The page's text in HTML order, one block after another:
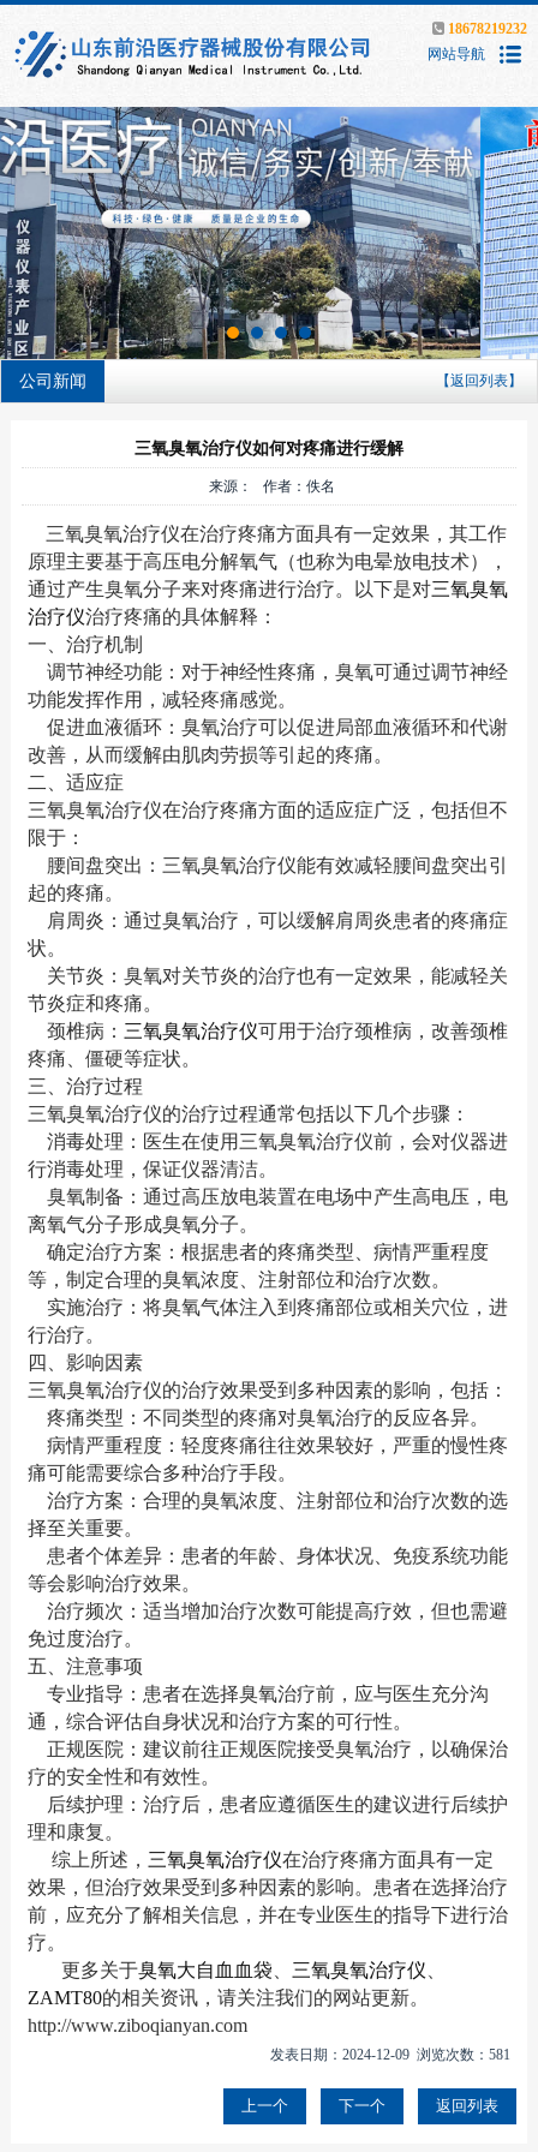
18678219232
网站导航
公司新闻 【返回列表】
三氧臭氧治疗仪如何对疼痛进行缓解
来源： 作者：佚名
三氧臭氧治疗仪在治疗疼痛方面具有一定效果，其工作
原理主要基于高压电分解氧气（也称为电晕放电技术），
通过产生臭氧分子来对疼痛进行治疗。以下是对三氧臭氧
治疗仪治疗疼痛的具体解释：
一、治疗机制
调节神经功能：对于神经性疼痛，臭氧可通过调节神经
功能发挥作用，减轻疼痛感觉。
促进血液循环：臭氧治疗可以促进局部血液循环和代谢
改善，从而缓解由肌肉劳损等引起的疼痛。
二、适应症
三氧臭氧治疗仪在治疗疼痛方面的适应症广泛，包括但不
限于：
腰间盘突出：三氧臭氧治疗仪能有效减轻腰间盘突出引
起的疼痛。
肩周炎：通过臭氧治疗，可以缓解肩周炎患者的疼痛症
状。
关节炎：臭氧对关节炎的治疗也有一定效果，能减轻关
节炎症和疼痛。
颈椎病： 三氧臭氧治疗仪可用于治疗颈椎病，改善颈椎
疼痛、僵硬等症状。
三、治疗过程
三氧臭氧治疗仪的治疗过程通常包括以下几个步骤：
消毒处理：医生在使用三氧臭氧治疗仪前，会对仪器进
行消毒处理，保证仪器清洁。
臭氧制备：通过高压放电装置在电场中产生高电压，电
离氧气分子形成臭氧分子。
确定治疗方案：根据患者的疼痛类型、病情严重程度
等，制定合理的臭氧浓度、注射部位和治疗次数。
实施治疗：将臭氧气体注入到疼痛部位或相关穴位，进
行治疗。
四、影响因素
三氧臭氧治疗仪的治疗效果受到多种因素的影响，包括：
疼痛类型：不同类型的疼痛对臭氧治疗的反应各异。
病情严重程度：轻度疼痛往往效果较好，严重的慢性疼
痛可能需要综合多种治疗手段。
治疗方案：合理的臭氧浓度、注射部位和治疗次数的选
择至关重要。
患者个体差异：患者的年龄、身体状况、免疫系统功能
等会影响治疗效果。
治疗频次：适当增加治疗次数可能提高疗效，但也需避
免过度治疗。
五、注意事项
专业指导：患者在选择臭氧治疗前，应与医生充分沟
通，综合评估自身状况和治疗方案的可行性。
正规医院：建议前往正规医院接受臭氧治疗，以确保治
疗的安全性和有效性。
后续护理：治疗后，患者应遵循医生的建议进行后续护
理和康复。
综上所述， 三氧臭氧治疗仪在治疗疼痛方面具有一定
效果，但治疗效果受到多种因素的影响。患者在选择治疗
前，应充分了解相关信息，并在专业医生的指导下进行治
疗。
更多关于臭氧大自血血袋 三氧臭氧治疗仪
ZAMT80的相关资讯，请关注我们的网站更新。
http://www.ziboqianyan.com
发表日期：2024-12-09 浏览次数：581
上一个 下一个 返回列表